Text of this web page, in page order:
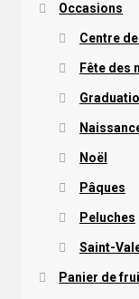
Occasions
Centre
Fête des
Noël
Pâques
Peluches
Saint-
Panier de